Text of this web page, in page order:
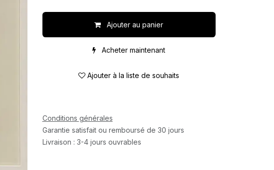
Ajouter au panier
Acheter maintenant
Ajouter à la liste de souhaits
Conditions générales
Garantie satisfait ou remboursé de 30 jours
Livraison : 3-4 jours ouvrables